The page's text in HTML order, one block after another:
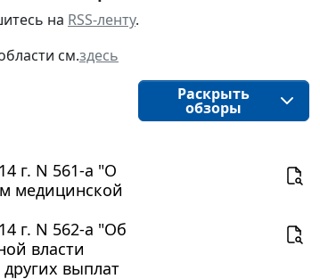
на RSS-ленту.
см.здесь
Раскрыть
обзоры
г. N 561-а "О
медицинской
г. N 562-а "Об
власти
выплат